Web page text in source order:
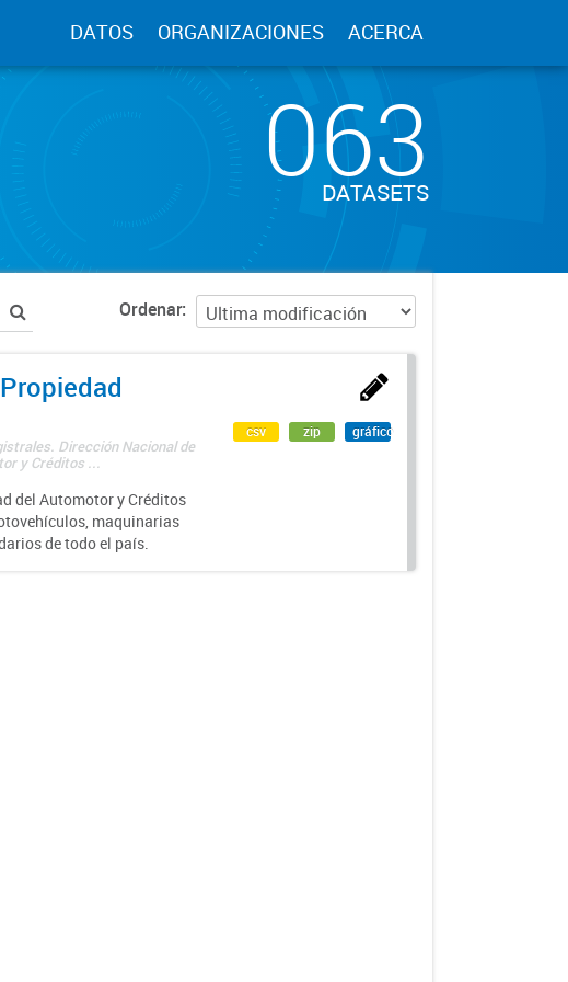
DATOS ORGANIZACIONES ACERCA
063
DATASETS
Ordenar
Dirección Nacional de
y Créditos ...
del Automotor y Créditos
maquinarias
de todo el país.
csv zip gráfico